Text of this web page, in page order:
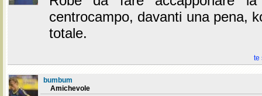
centrocampo, davanti una pena,
totale.
te
bumbum
Amichevole